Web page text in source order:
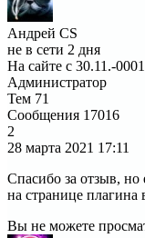
Андрей CS
не в сети 2 дня
На сайте с 30.11.-0001
Администратор
Тем 71
Сообщения 17016
2
28 марта 2021 17:11
Спасибо за отзыв, но
на странице плагина
Вы не можете